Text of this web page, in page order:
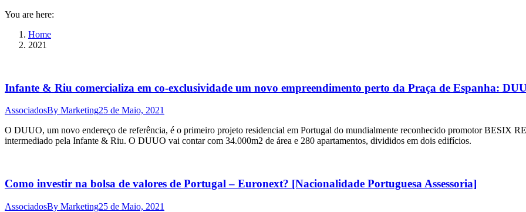
You are here:
Home
2021
Infante & Riu comercializa em co-exclusividade um novo empreendimento perto da Praça de Espanha:
AssociadosBy Marketing25 de Maio, 2021
O DUUO, um novo endereço de referência, é o primeiro projeto residencial em Portugal do mundialmente reconhecido promotor BESIX
intermediado pela Infante & Riu. O DUUO vai contar com 34.000m2 de área e 280 apartamentos, divididos em dois edifícios.
Como investir na bolsa de valores de Portugal – Euronext? [Nacionalidade Portuguesa Assessoria]
AssociadosBy Marketing25 de Maio, 2021